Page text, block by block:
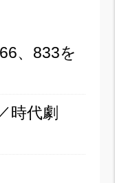
、833を
時代劇